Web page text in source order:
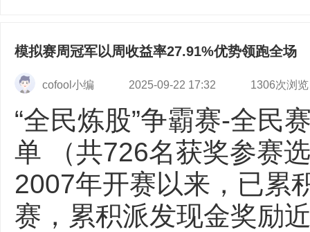
模拟赛周冠军以周收益率27.91%优势领跑全场
cofool小编 2025-09-22 17:32 1306次浏览
“全民炼股”争霸赛-全民
单 （共726名获奖参赛
2007年开赛以来，已累
赛，累积派发现金奖励